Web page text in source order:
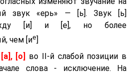
звук «ерь» — [ь]. Звук [ь]
[и] и [е], но более
чем [ие
[а], [о] во II-й слабой позиции в
слова - исключение. На